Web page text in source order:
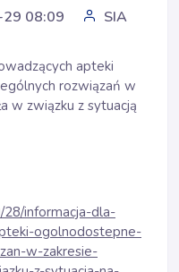
08:09
SIA
apteki
rozwiązań w
w związku z sytuacją
informacja-dla-
ogolnodostepne-
w-zakresie-